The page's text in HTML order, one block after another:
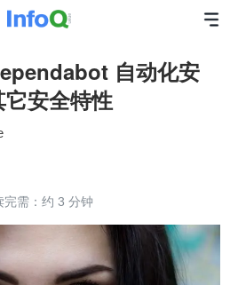
自动化安
安全特性
完需：约 3 分钟